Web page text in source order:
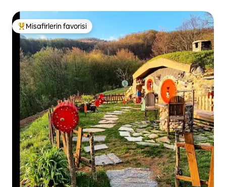
Misafirlerin favorilerinden en beğenilenler arasında
Misafirlerin favorisi